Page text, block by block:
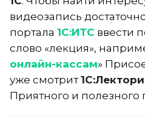
видеозапись
портала 1С:ИТС ввести
слово «лекция»,
онлайн-кассам»
уже смотрит
Приятного и полезного